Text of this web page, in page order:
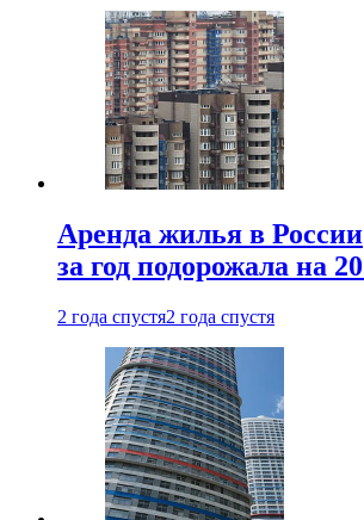
Аренда жилья в России
за год подорожала на
2 года спустя2 года спустя